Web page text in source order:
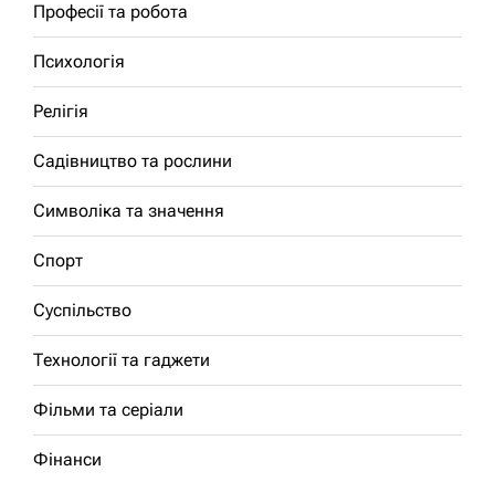
Професії та робота
Психологія
Релігія
Садівництво та рослини
Символіка та значення
Спорт
Суспільство
Технології та гаджети
Фільми та серіали
Фінанси